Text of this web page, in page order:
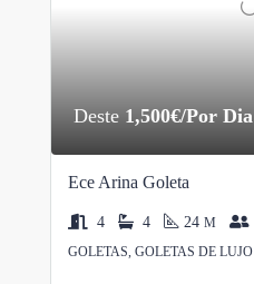
Deste 1,500€/Por Dia
Ece Arina Goleta
4 4 24 M
GOLETAS, GOLETAS DE LUJO